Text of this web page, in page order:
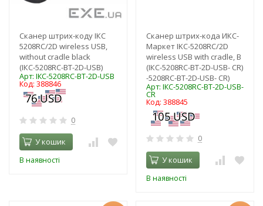
Сканер штрих-коду ІКС
5208RC/2D wireless USB,
without cradle black
(ІКС-5208RC-BT-2D-USB)
Арт: ІКС-5208RC-BT-2D-USB
Код: 388846
0
У кошик
В наявності
Сканер штрих-кода ИКС-
Маркет IKC-5208RC/2D
wireless USB with cradle, B
(ІКС-5208RC-BT-2D-USB- CR)
-5208RC-BT-2D-USB- CR)
Арт: ІКС-5208RC-BT-2D-USB-
CR
Код: 388845
0
У кошик
В наявності